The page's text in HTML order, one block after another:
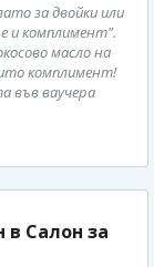
за двойки или
и комплимент".
масло на
комплимент!
във ваучера
в Салон за